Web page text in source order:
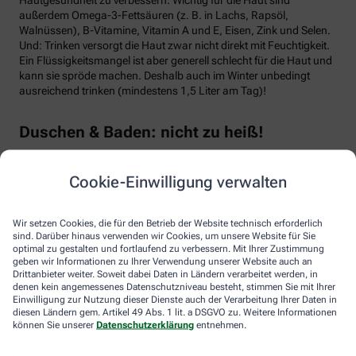
Cookie-Einwilligung verwalten
Wir setzen Cookies, die für den Betrieb der Website technisch erforderlich
sind. Darüber hinaus verwenden wir Cookies, um unsere Website für Sie
optimal zu gestalten und fortlaufend zu verbessern. Mit Ihrer Zustimmung
geben wir Informationen zu Ihrer Verwendung unserer Website auch an
Drittanbieter weiter. Soweit dabei Daten in Ländern verarbeitet werden, in
denen kein angemessenes Datenschutzniveau besteht, stimmen Sie mit Ihrer
Einwilligung zur Nutzung dieser Dienste auch der Verarbeitung Ihrer Daten in
diesen Ländern gem. Artikel 49 Abs. 1 lit. a DSGVO zu. Weitere Informationen
können Sie unserer Datenschutzerklärung entnehmen.
außerdem Omega-3-Fettsäuren (z. B. in Lachs, Rapsöl,
Walnüssen), B-Vitamine, Vitamin A und E, Eisen, Zink und Selen.
Und: Trinken versorgt die Haut zwar nicht direkt mit Feuchtigkeit.
Ein Flüssigkeitsmangel ist aber generell schlecht für die Haut und
kann sie spröde machen. Deshalb auch im Winter unbedingt
ausreichend trinken (mindestens 1,5 Liter am Tag)!
Duschen & Baden: nicht zu heiß!
ist: Heißes Wasser entzieht der Haut Feuchtigkeit. Besonders in
natürlichen Lipide und Feuchtigkeitsfaktoren der Haut förmlich
ab. Duschen und baden Sie daher lieber warm als heiß und nicht
länger als zehn Minuten. Und verwenden Sie milde, rückfettende
Waschlotionen, die auf den Säureschutzmantel der Haut
eingestellt sind. Anschließend den Körper gut eincremen und
warme Kleidung anziehen.
Extra-Tipp: Die Schleimhäute pflegen